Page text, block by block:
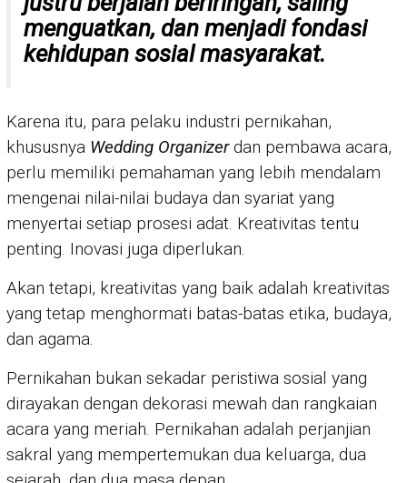
menguatkan, dan menjadi fondasi
kehidupan sosial masyarakat.
Karena itu, para pelaku industri pernikahan,
khususnya Wedding Organizerdan pembawa acara,
perlu memiliki pemahaman yang lebih mendalam
mengenai nilai-nilai budaya dan syariat yang
menyertai setiap prosesi adat. Kreativitas tentu
penting. Inovasi juga diperlukan.
Akan tetapi, kreativitas yang baik adalah kreativitas
yang tetap menghormati batas-batas etika, budaya,
dan agama.
Pernikahan bukan sekadar peristiwa sosial yang
dirayakan dengan dekorasi mewah dan rangkaian
acara yang meriah. Pernikahan adalah perjanjian
sakral yang mempertemukan dua keluarga, dua